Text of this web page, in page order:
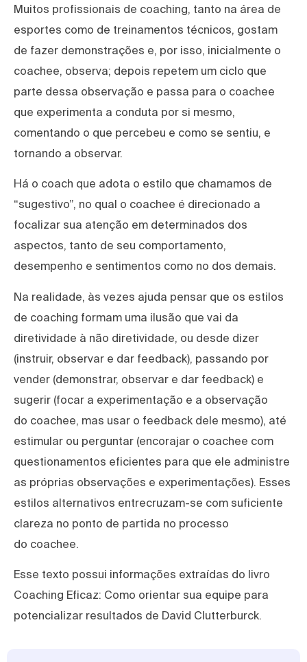
Muitos profissionais de coaching, tanto na área de
esportes como de treinamentos técnicos, gostam
de fazer demonstrações e, por isso, inicialmente o
coachee, observa; depois repetem um ciclo que
parte dessa observação e passa para o coachee
que experimenta a conduta por si mesmo,
comentando o que percebeu e como se sentiu, e
tornando a observar.
Há o coach que adota o estilo que chamamos de
“sugestivo”, no qual o coachee é direcionado a
focalizar sua atenção em determinados dos
aspectos, tanto de seu comportamento,
desempenho e sentimentos como no dos demais.
Na realidade, às vezes ajuda pensar que os estilos
de coaching formam uma ilusão que vai da
diretividade à não diretividade, ou desde dizer
(instruir, observar e dar feedback), passando por
vender (demonstrar, observar e dar feedback) e
sugerir (focar a experimentação e a observação
do coachee, mas usar o feedback dele mesmo), até
estimular ou perguntar (encorajar o coachee com
questionamentos eficientes para que ele administre
as próprias observações e experimentações). Esses
estilos alternativos entrecruzam-se com suficiente
clareza no ponto de partida no processo
do coachee.
Esse texto possui informações extraídas do livro
Coaching Eficaz: Como orientar sua equipe para
potencializar resultados de David Clutterburck.